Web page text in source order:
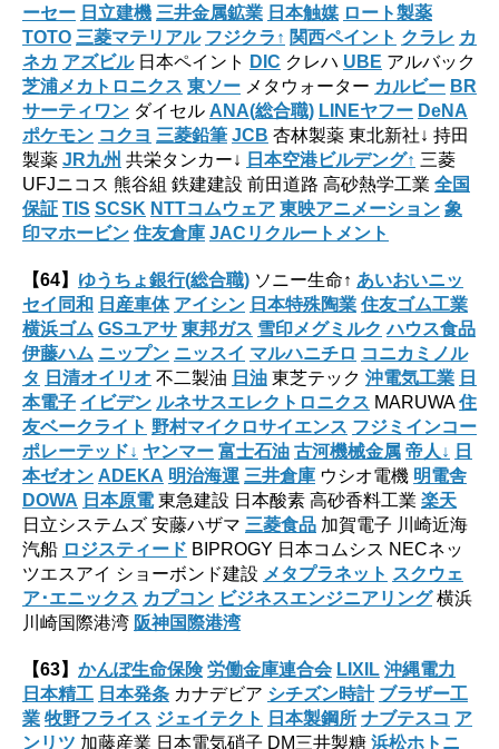
ーセー 日立建機 三井金属鉱業 日本触媒 ロート製薬
TOTO 三菱マテリアル フジクラ↑ 関西ペイント クラレ カ
ネカ アズビル日本ペイント DIC クレハ UBE アルバック
芝浦メカトロニクス 東ソー メタウォーター カルビー BR
サーティワン ダイセル ANA(総合職) LINEヤフー DeNA
ポケモン コクヨ 三菱鉛筆 JCB 杏林製薬 東北新社↓ 持田
製薬 JR九州 共栄タンカー↓ 日本空港ビルデング↑ 三菱
UFJニコス 熊谷組 鉄建建設 前田道路 高砂熱学工業 全国
保証 TIS SCSK NTTコムウェア 東映アニメーション 象
印マホービン 住友倉庫 JACリクルートメント
【64】 ゆうちょ銀行(総合職) ソニー生命↑ あいおいニッ
セイ同和 日産車体 アイシン 日本特殊陶業 住友ゴム工業
横浜ゴム GSユアサ 東邦ガス 雪印メグミルク ハウス食品
伊藤ハム ニップン ニッスイ マルハニチロ コニカミノル
タ 日清オイリオ 不二製油 日油 東芝テック 沖電気工業 日
本電子 イビデン ルネサスエレクトロニクス MARUWA住
友ベークライト 野村マイクロサイエンス フジミインコー
ポレーテッド↓ ヤンマー 富士石油 古河機械金属 帝人↓ 日
本ゼオン ADEKA 明治海運 三井倉庫 ウシオ電機 明電舎
DOWA 日本原電東急建設 日本酸素 高砂香料工業 楽天
日立システムズ 安藤ハザマ 三菱食品 加賀電子 川崎近海
汽船 ロジスティード BIPROGY 日本コムシス NECネッ
ツエスアイ ショーボンド建設 メタプラネット スクウェ
ア･エニックス カプコン ビジネスエンジニアリング横浜
川崎国際港湾 阪神国際港湾
【63】 かんぽ生命保険 労働金庫連合会 LIXIL 沖縄電力
日本精工 日本発条 カナデビア シチズン時計 ブラザー工
業 牧野フライス ジェイテクト 日本製鋼所 ナブテスコ ア
ンリツ 加藤産業 日本電気硝子 DM三井製糖 浜松ホトニ